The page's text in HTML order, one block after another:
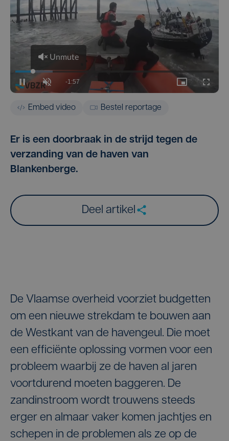
Embed video Bestel reportage
Er is een doorbraak in de strijd tegen de
verzanding van de haven van
Blankenberge.
Deel artikel
De Vlaamse overheid voorziet budgetten
om een nieuwe strekdam te bouwen aan
de Westkant van de havengeul. Die moet
een efficiënte oplossing vormen voor een
probleem waarbij ze de haven al jaren
voortdurend moeten baggeren. De
zandinstroom wordt trouwens steeds
erger en almaar vaker komen jachtjes en
schepen in de problemen als ze op de